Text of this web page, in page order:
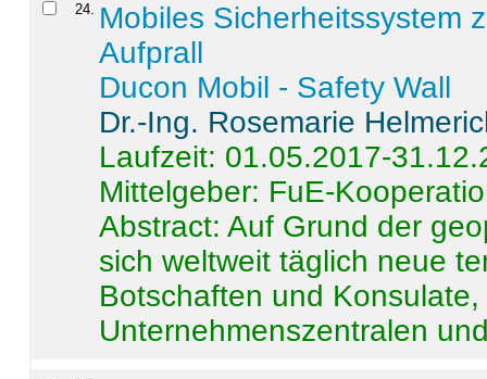
24. Mobiles Sicherheitssystem
Aufprall
Ducon Mobil - Safety Wall
Dr.-Ing. Rosemarie
Laufzeit: 01.05.2017-
Mittelgeber: FuE-
Abstract:Auf Grund der
sich weltweit täglich neue
Botschaften und
Unternehmenszentralen